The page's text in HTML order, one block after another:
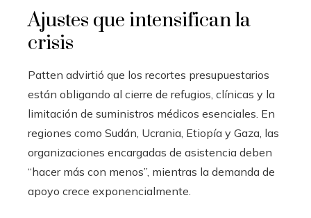
Ajustes que intensifican la
crisis
Patten advirtió que los recortes presupuestarios
están obligando al cierre de refugios, clínicas y la
limitación de suministros médicos esenciales. En
regiones como Sudán, Ucrania, Etiopía y Gaza, las
organizaciones encargadas de asistencia deben
“hacer más con menos”, mientras la demanda de
apoyo crece exponencialmente.